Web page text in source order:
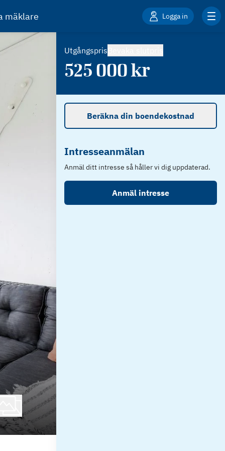
mäklare Logga in
Utgångspris
525 000kr
Beräkna din boendekostnad
Intresseanmälan
Anmäl ditt intresse så håller vi dig uppdaterad.
Anmäl intresse